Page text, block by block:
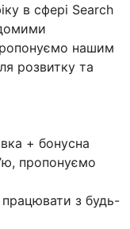
в сфері Search
нашим
розвитку та
+ бонусна
пропонуємо
з будь-